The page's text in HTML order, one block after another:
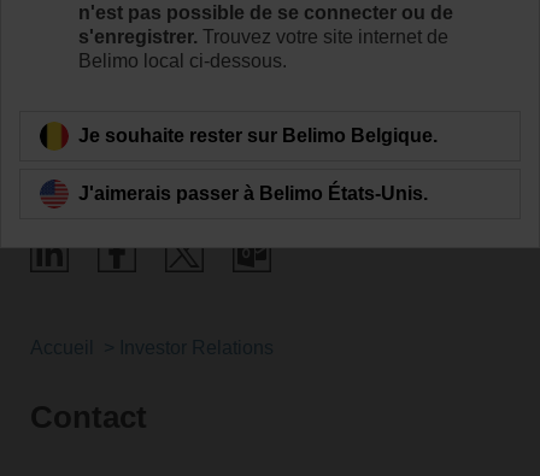
Contact
n'est pas possible de se connecter ou de
s'enregistrer. Trouvez votre site internet de
Belimo local ci-dessous.
Je souhaite rester sur Belimo Belgique.
J'aimerais passer à Belimo États-Unis.